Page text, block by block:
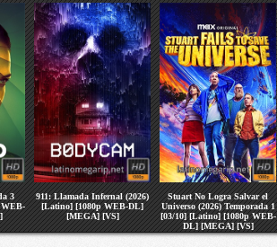
3
911: Llamada Infernal (2026)
[Latino] [1080p WEB-DL]
[MEGA] [VS]
Stuart No Logra Salvar el
Universo (2026) Temporada 1
[03/10] [Latino] [1080p WEB-
DL] [MEGA] [VS]